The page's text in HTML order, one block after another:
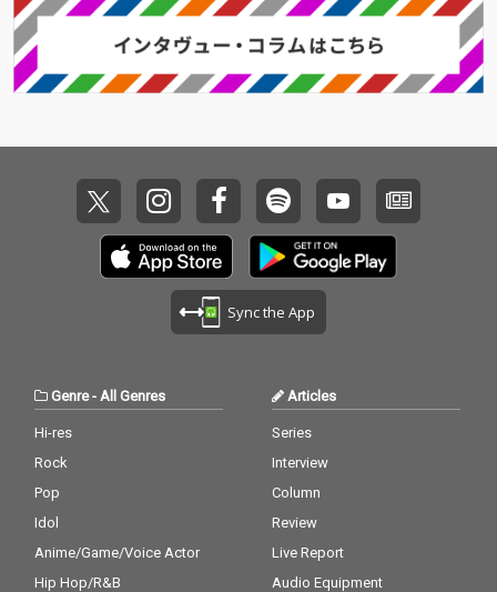
Sync the App
Genre- All Genres
Hi-res
Rock
Pop
Idol
Anime/Game/Voice Actor
Hip Hop/R&B
Articles
Series
Interview
Column
Review
Live Report
Audio Equipment